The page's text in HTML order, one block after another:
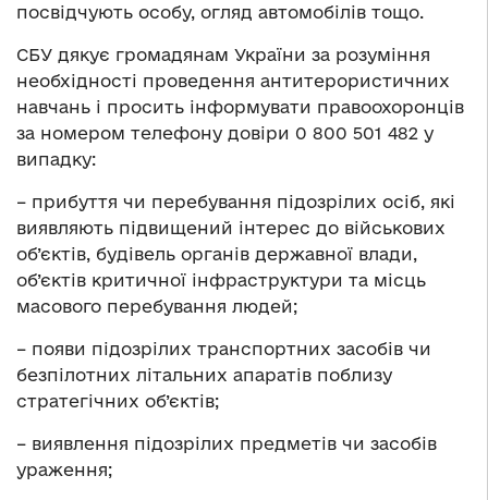
посвідчують особу, огляд автомобілів тощо.
СБУ дякує громадянам України за розуміння
необхідності проведення антитерористичних
навчань і просить інформувати правоохоронців
за номером телефону довіри 0 800 501 482 у
випадку:
– прибуття чи перебування підозрілих осіб, які
виявляють підвищений інтерес до військових
об’єктів, будівель органів державної влади,
об’єктів критичної інфраструктури та місць
масового перебування людей;
– появи підозрілих транспортних засобів чи
безпілотних літальних апаратів поблизу
стратегічних об’єктів;
– виявлення підозрілих предметів чи засобів
ураження;